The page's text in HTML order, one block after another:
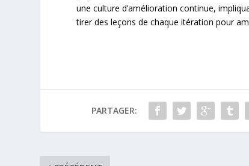
une culture d’amélioration continue,
tirer des leçons de chaque itération pour
PARTAGER: